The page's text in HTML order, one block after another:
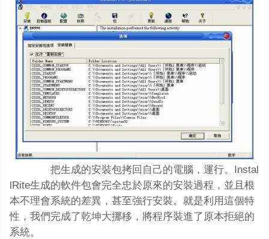
把生成的安裝包拷回自己的電腦，運行。Instal
lRite生成的軟件包會完全忠於原來的安裝過程，並且根
本不理會系統的差異，甚至強行安裝。就是利用這個特
性，我們完成了乾坤大挪移，將程序裝進了原本拒絕的
系統。